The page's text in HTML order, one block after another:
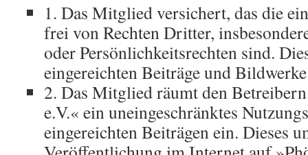
1. Das Mitglied versichert, das die
frei von Rechten Dritter,
oder Persönlichkeitsrechten sind.
eingereichten Beiträge und
2. Das Mitglied räumt den
e.V.« ein uneingeschränktes
eingereichten Beiträgen ein. Dieses